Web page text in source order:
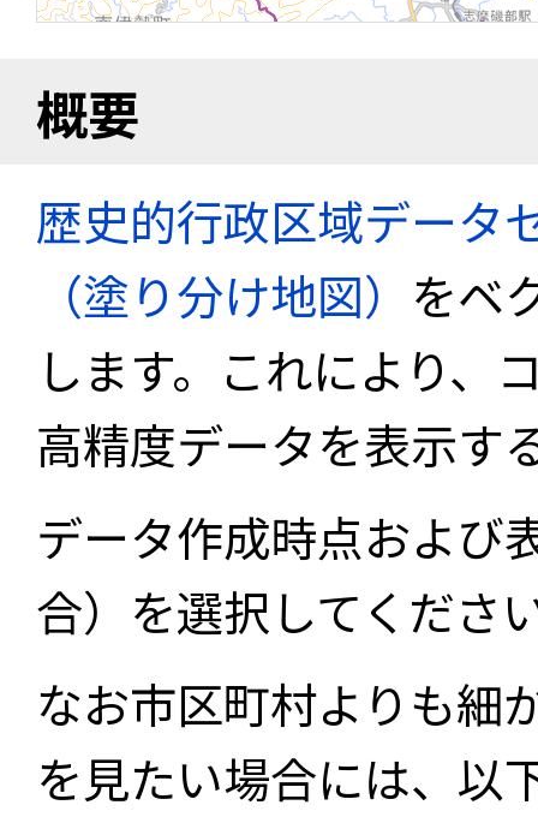
概要
歴史的行政区域データ
（塗り分け地図） をベ
します。これにより、
高精度データを表示す
データ作成時点および
合）を選択してくださ
なお市区町村よりも細
を見たい場合には、以